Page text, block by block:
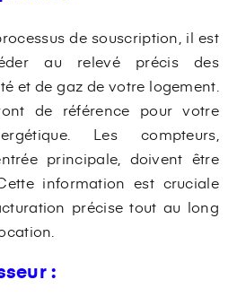
de souscription, il est
au relevé précis des
et de gaz de votre logement.
de référence pour votre
Les compteurs,
principale, doivent être
information est cruciale
précise tout au long
: